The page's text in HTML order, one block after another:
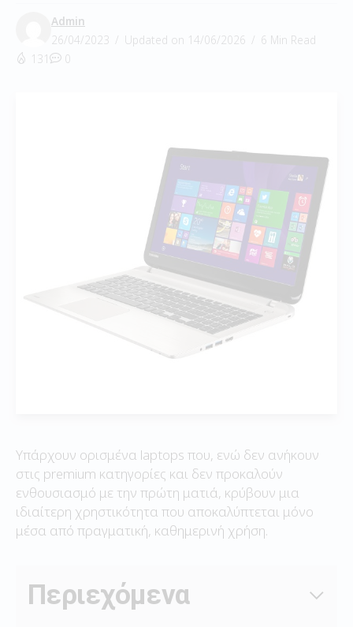
Admin
26/04/2023
Updated on 14/06/2026
6 Min Read
131
0
Υπάρχουν ορισμένα laptops που, ενώ δεν ανήκουν
στις premium κατηγορίες και δεν προκαλούν
ενθουσιασμό με την πρώτη ματιά, κρύβουν μια
ιδιαίτερη χρηστικότητα που αποκαλύπτεται μόνο
μέσα από πραγματική, καθημερινή χρήση.
Περιεχόμενα